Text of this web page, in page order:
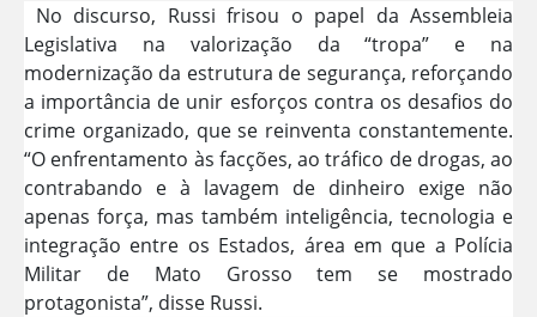
No discurso, Russi frisou o papel da Assembleia
Legislativa na valorização da “tropa” e na
modernização da estrutura de segurança, reforçando
a importância de unir esforços contra os desafios do
crime organizado, que se reinventa constantemente.
“O enfrentamento às facções, ao tráfico de drogas, ao
contrabando e à lavagem de dinheiro exige não
apenas força, mas também inteligência, tecnologia e
integração entre os Estados, área em que a Polícia
Militar de Mato Grosso tem se mostrado
protagonista”, disse Russi.